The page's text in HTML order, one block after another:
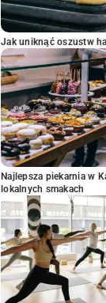
Jak uniknąć oszustw
Najlepsza piekarnia w
lokalnych smakach